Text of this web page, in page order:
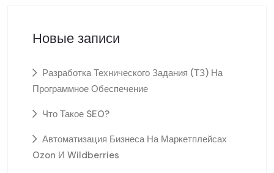
Новые записи
Разработка Технического Задания (ТЗ) На
Программное Обеспечение
Что Такое SEO?
Автоматизация Бизнеса На Маркетплейсах
Ozon И Wildberries